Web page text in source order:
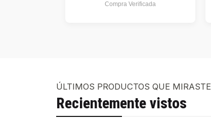
Compra Verificada
ÚLTIMOS PRODUCTOS QUE MIRASTE
Recientemente vistos